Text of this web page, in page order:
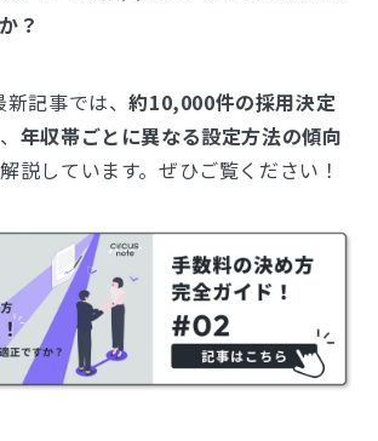
？
記事では、約10,000件の採用決定
年収帯ごとに異なる設定方法の傾向
説しています。ぜひご覧ください！